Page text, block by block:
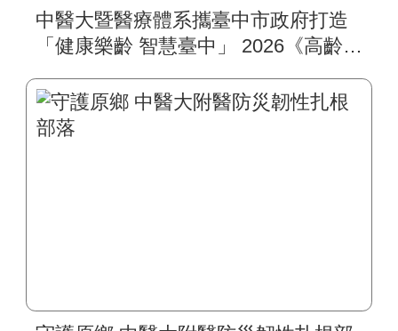
中醫大暨醫療體系攜臺中市政府打造
「健康樂齡 智慧臺中」 2026《高齡健
一站式疾病全人照護